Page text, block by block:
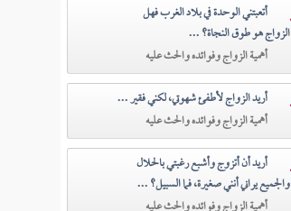
أتعبتني الوحدة في بلاد الغرب فهل
الزواج هو طوق النجاة؟ ...
أهمية الزواج وفوائده والحث عليه
أريد الزواج لأطفئ شهوتي، لكني فقير ...
أهمية الزواج وفوائده والحث عليه
أريد أن أتزوج وأشبع رغبتي بالحلال
والجميع يراني أنني صغيرة، فما السبيل؟ ...